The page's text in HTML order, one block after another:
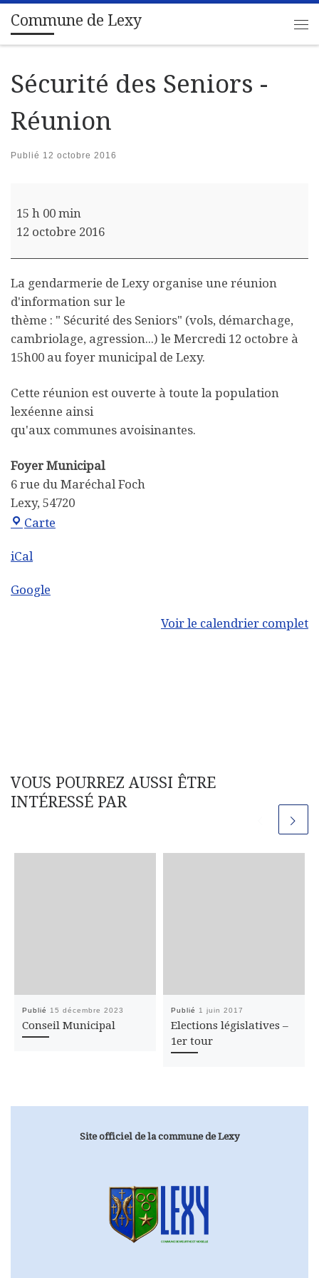
Passer au contenu
Commune de Lexy
Sécurité des Seniors -
Réunion
Publié 12 octobre 2016
15 h 00 min
12 octobre 2016
La gendarmerie de Lexy organise une réunion
d'information sur le
thème : " Sécurité des Seniors" (vols, démarchage,
cambriolage, agression...) le Mercredi 12 octobre à
15h00 au foyer municipal de Lexy.
Cette réunion est ouverte à toute la population
lexéenne ainsi
qu'aux communes avoisinantes.
Foyer Municipal
6 rue du Maréchal Foch
Lexy, 54720
Carte
iCal
Google
Voir le calendrier complet
VOUS POURREZ AUSSI ÊTRE
INTÉRESSÉ PAR
Publié 15 décembre 2023
Conseil Municipal
Publié 1 juin 2017
Elections législatives –
1er tour
Site officiel de la commune de Lexy